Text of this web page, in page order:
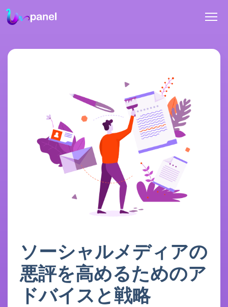
ソーシャルメディアの
悪評を高めるためのア
ドバイスと戦略